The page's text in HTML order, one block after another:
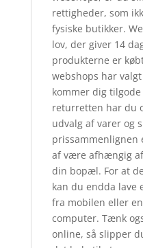
rettigheder, som
fysiske butikker.
lov, der giver 14
produkterne er
webshops har
kommer dig
returretten har du
udvalg af varer og
prissammenlignen
af være afhængig
din bopæl. For at
kan du endda lave
fra mobilen eller
computer. Tænk
online, så slipper